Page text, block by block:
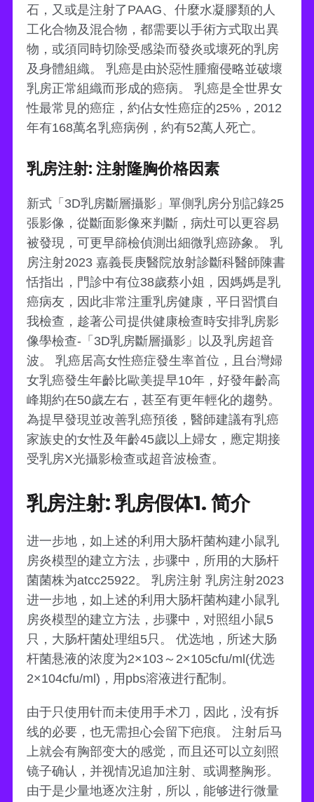
石，又或是注射了PAAG、什麼水凝膠類的人
工化合物及混合物，都需要以手術方式取出異
物，或須同時切除受感染而發炎或壞死的乳房
及身體組織。 乳癌是由於惡性腫瘤侵略並破壞
乳房正常組織而形成的癌病。 乳癌是全世界女
性最常見的癌症，約佔女性癌症的25%，2012
年有168萬名乳癌病例，約有52萬人死亡。
乳房注射: 注射隆胸价格因素
新式「3D乳房斷層攝影」單側乳房分別記錄25
張影像，從斷面影像來判斷，病灶可以更容易
被發現，可更早篩檢偵測出細微乳癌跡象。 乳
房注射2023 嘉義長庚醫院放射診斷科醫師陳書
恬指出，門診中有位38歲蔡小姐，因媽媽是乳
癌病友，因此非常注重乳房健康，平日習慣自
我檢查，趁著公司提供健康檢查時安排乳房影
像學檢查-「3D乳房斷層攝影」以及乳房超音
波。 乳癌居高女性癌症發生率首位，且台灣婦
女乳癌發生年齡比歐美提早10年，好發年齡高
峰期約在50歲左右，甚至有更年輕化的趨勢。
為提早發現並改善乳癌預後，醫師建議有乳癌
家族史的女性及年齡45歲以上婦女，應定期接
受乳房X光攝影檢查或超音波檢查。
乳房注射: 乳房假体1. 简介
进一步地，如上述的利用大肠杆菌构建小鼠乳
房炎模型的建立方法，步骤中，所用的大肠杆
菌菌株为atcc25922。 乳房注射 乳房注射2023
进一步地，如上述的利用大肠杆菌构建小鼠乳
房炎模型的建立方法，步骤中，对照组小鼠5
只，大肠杆菌处理组5只。 优选地，所述大肠
杆菌悬液的浓度为2×103～2×105cfu/ml(优选
2×104cfu/ml)，用pbs溶液进行配制。
由于只使用针而未使用手术刀，因此，没有拆
线的必要，也无需担心会留下疤痕。 注射后马
上就会有胸部变大的感觉，而且还可以立刻照
镜子确认，并视情况追加注射、或调整胸形。
由于是少量地逐次注射，所以，能够进行微量